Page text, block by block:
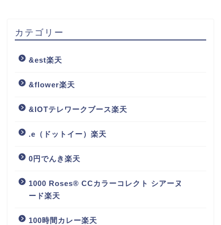
カテゴリー
&est楽天
&flower楽天
&IOTテレワークブース楽天
.e（ドットイー）楽天
0円でんき楽天
1000 Roses® CCカラーコレクト シアーヌ
ード楽天
100時間カレー楽天